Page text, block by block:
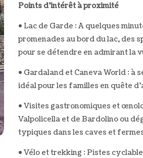
Points d'intérêt à proximité
• Lac de Garde : A quelques
promenades au bord du lac, des
pour se détendre en admirant la
• Gardaland et Caneva World : à
idéal pour les familles en quête
• Visites gastronomiques et
Valpolicella et de Bardolino ou
typiques dans les caves et
• Vélo et trekking : Pistes